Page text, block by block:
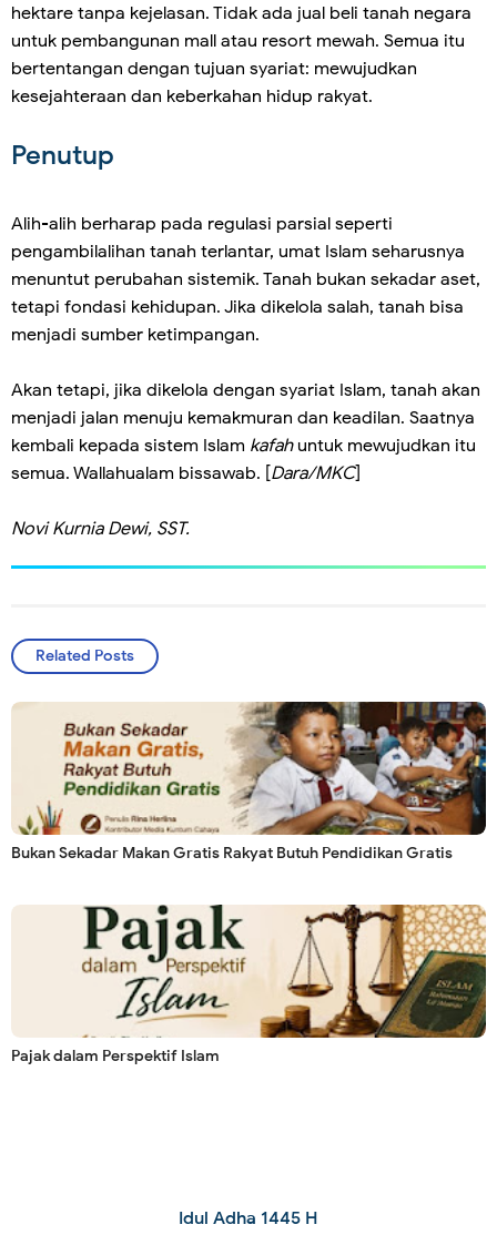
hektare tanpa kejelasan. Tidak ada jual beli tanah negara
untuk pembangunan mall atau resort mewah. Semua itu
bertentangan dengan tujuan syariat: mewujudkan
kesejahteraan dan keberkahan hidup rakyat.
Penutup
Alih-alih berharap pada regulasi parsial seperti
pengambilalihan tanah terlantar, umat Islam seharusnya
menuntut perubahan sistemik. Tanah bukan sekadar aset,
tetapi fondasi kehidupan. Jika dikelola salah, tanah bisa
menjadi sumber ketimpangan.
Akan tetapi, jika dikelola dengan syariat Islam, tanah akan
menjadi jalan menuju kemakmuran dan keadilan. Saatnya
kembali kepada sistem Islam kafahuntuk mewujudkan itu
semua. Wallahualam bissawab. [Dara/MKC]
Novi Kurnia Dewi, SST.
Related Posts
Bukan Sekadar Makan Gratis Rakyat Butuh Pendidikan Gratis
Pajak dalam Perspektif Islam
Idul Adha 1445 H